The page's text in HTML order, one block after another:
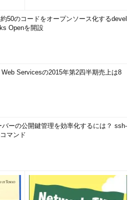
50のコードをオープンソース化するdevel
Openを開設
Servicesの2015年第2四半期売上は8
バーの公開鍵管理を効率化するには？ ssh-
マンド